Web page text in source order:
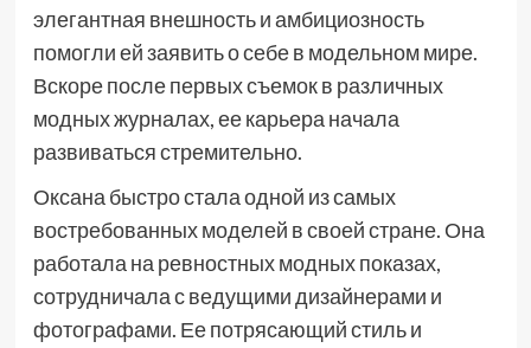
элегантная внешность и амбициозность
помогли ей заявить о себе в модельном мире.
Вскоре после первых съемок в различных
модных журналах, ее карьера начала
развиваться стремительно.
Оксана быстро стала одной из самых
востребованных моделей в своей стране. Она
работала на ревностных модных показах,
сотрудничала с ведущими дизайнерами и
фотографами. Ее потрясающий стиль и